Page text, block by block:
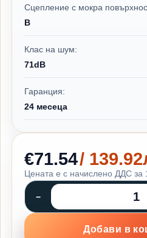
Сцепление с мокра
B
Клас на шум:
71dB
Гаранция:
24 месеца
€71.54/
Цената е с начислено ДДС за
Добави в